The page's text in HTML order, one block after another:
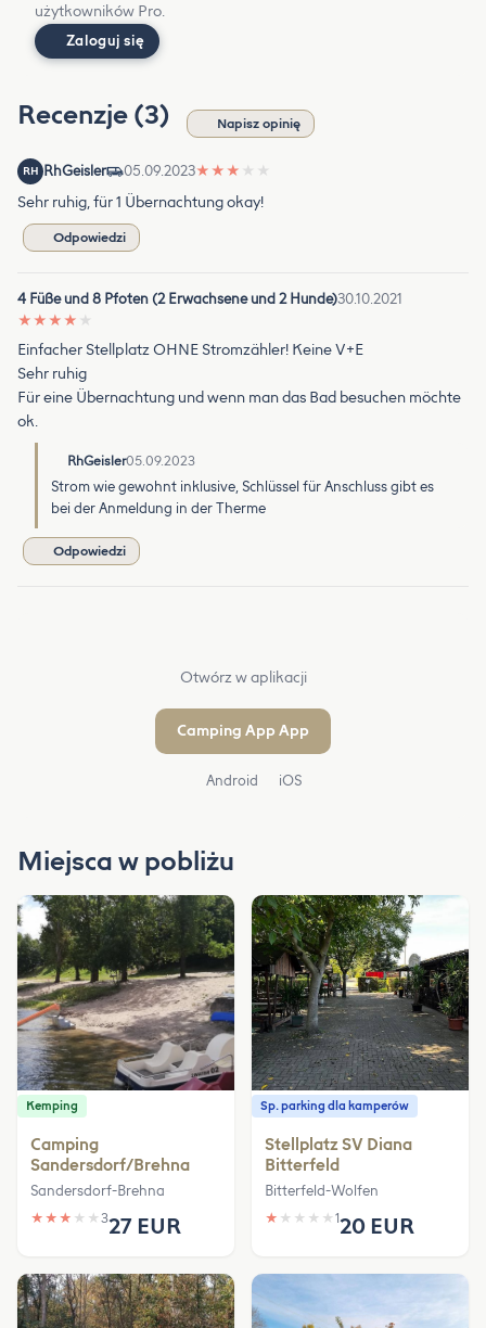
użytkowników Pro.
Zaloguj się
Recenzje (3) Napisz opinię
RH RhGeisler 05.09.2023★ ★ ★ ★ ★
Sehr ruhig, für 1 Übernachtung okay!
Odpowiedzi
4 Füße und 8 Pfoten (2 Erwachsene und 2 Hunde)30.10.2021
★ ★ ★ ★ ★
Einfacher Stellplatz OHNE Stromzähler! Keine V+E
Sehr ruhig
Für eine Übernachtung und wenn man das Bad besuchen möchte
ok.
RhGeisler05.09.2023
Strom wie gewohnt inklusive, Schlüssel für Anschluss gibt es
bei der Anmeldung in der Therme
Odpowiedzi
Otwórz w aplikacji
Camping App App
Android iOS
Miejsca w pobliżu
Kemping
Camping
Sandersdorf/Brehna
Sandersdorf-Brehna
★ ★ ★ ★ ★ 327 EUR
Sp. parking dla kamperów
Stellplatz SV Diana
Bitterfeld
Bitterfeld-Wolfen
★ ★ ★ ★ ★ 120 EUR